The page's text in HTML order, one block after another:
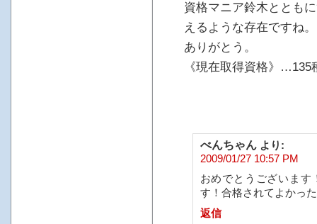
資格マニア鈴木ととも
えるような存在ですね。
ありがとう。
《現在取得資格》…135
べんちゃん より:
2009/01/27 10:57 PM
おめでとうございます
す！合格されてよかっ
返信